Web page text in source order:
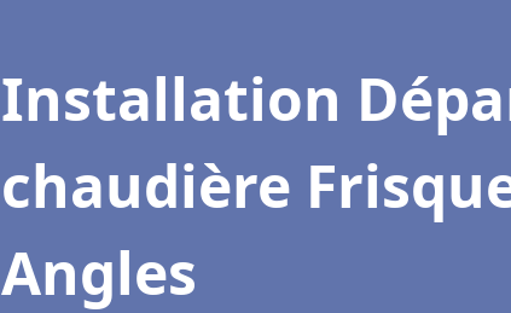
Installation
chaudière
Angles